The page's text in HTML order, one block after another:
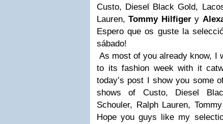
Custo, Diesel Black Gold,
Lauren,Tommy Hilfigery
Espero que os guste la
sábado!
As most of you already know, I
to its fashion week with it
today’s post I show you some
shows of Custo, Diesel
Schouler, Ralph Lauren,
Hope you guys like my